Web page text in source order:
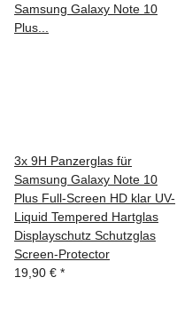
3x 9H Panzerglas für
Samsung Galaxy Note 10
Plus Full-Screen HD klar UV-
Liquid Tempered Hartglas
Displayschutz Schutzglas
Screen-Protector
19,90 € *